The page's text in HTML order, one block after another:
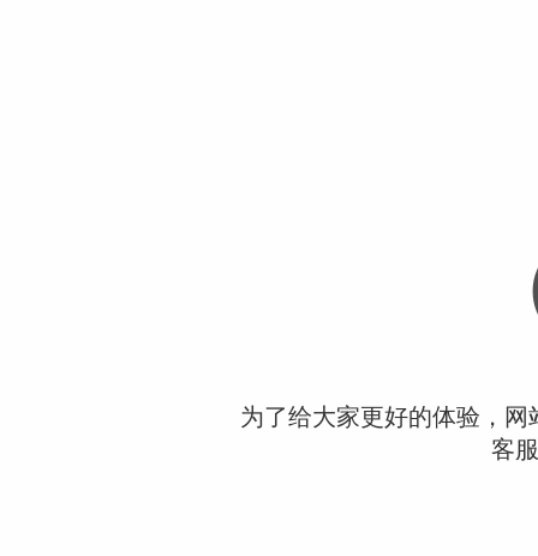
为了给大家更好的体验，
客